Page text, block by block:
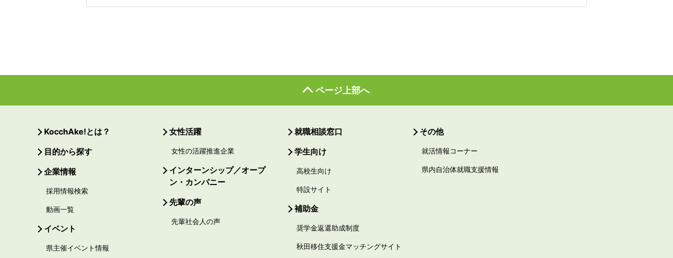
ページ上部へ
KocchAke!とは？
目的から探す
企業情報
採用情報検索
動画一覧
イベント
県主催イベント情報
女性活躍
女性の活躍推進企業
インターンシップ／オープ
ン・カンパニー
先輩の声
先輩社会人の声
就職相談窓口
学生向け
高校生向け
特設サイト
補助金
奨学金返還助成制度
秋田移住支援金マッチングサイト
その他
就活情報コーナー
県内自治体就職支援情報